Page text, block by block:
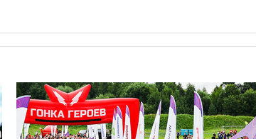
претендентов на получение
гражданства
вчера, 20:12Минобороны
Болгарии: упавший в стране